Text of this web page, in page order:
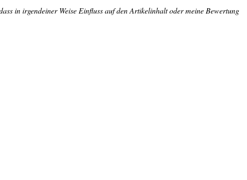
in irgendeiner Weise Einfluss auf den Artikelinhalt oder meine Bewertung